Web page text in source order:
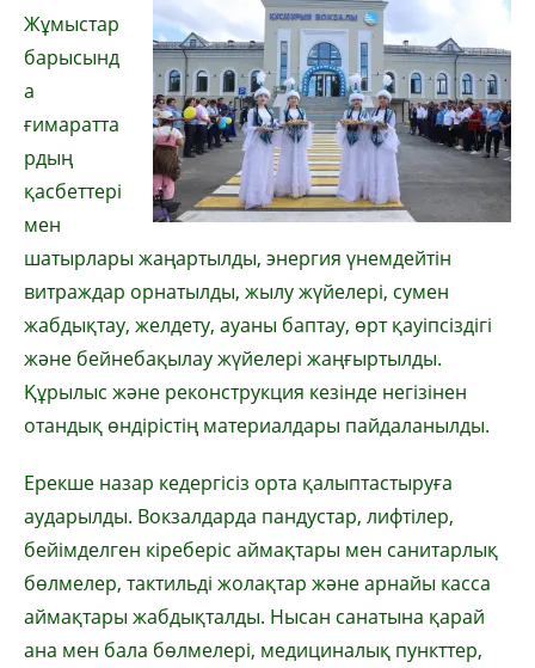
Жұмыстар
барысынд
а
ғимаратта
рдың
қасбеттері
мен
шатырлары жаңартылды, энергия үнемдейтін
витраждар орнатылды, жылу жүйелері, сумен
жабдықтау, желдету, ауаны баптау, өрт қауіпсіздігі
және бейнебақылау жүйелері жаңғыртылды.
Құрылыс және реконструкция кезінде негізінен
отандық өндірістің материалдары пайдаланылды.
Ерекше назар кедергісіз орта қалыптастыруға
аударылды. Вокзалдарда пандустар, лифтілер,
бейімделген кіреберіс аймақтары мен санитарлық
бөлмелер, тактильді жолақтар және арнайы касса
аймақтары жабдықталды. Нысан санатына қарай
ана мен бала бөлмелері, медициналық пункттер,